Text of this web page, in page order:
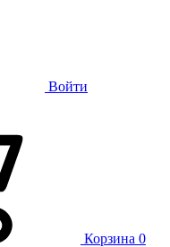
Войти
Корзина 0